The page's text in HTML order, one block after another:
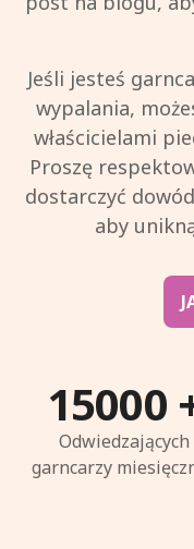
Jeśli jesteś
wypalania,
właścicielami
Proszę
dostarczyć
aby
15000
Odwiedzających
garncarzy